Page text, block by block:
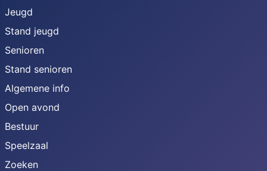
Jeugd
Stand jeugd
Senioren
Stand senioren
Algemene info
Open avond
Bestuur
Speelzaal
Zoeken